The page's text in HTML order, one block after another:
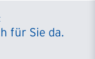
für Sie da.